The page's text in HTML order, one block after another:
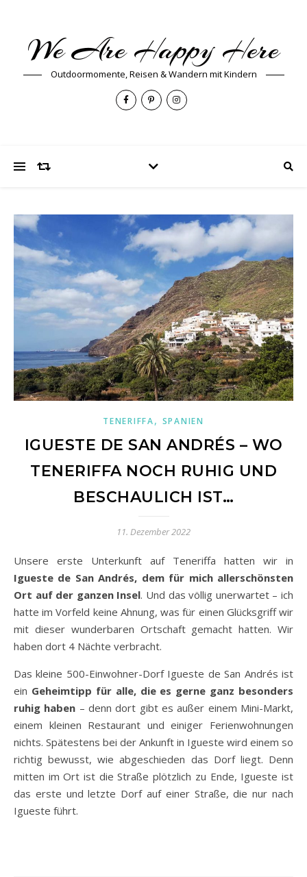
We Are Happy Here
Outdoormomente, Reisen & Wandern mit Kindern
TENERIFFA, SPANIEN
IGUESTE DE SAN ANDRÉS – WO
TENERIFFA NOCH RUHIG UND
BESCHAULICH IST…
11. Dezember 2022
Unsere erste Unterkunft auf Teneriffa hatten wir in
Igueste de San Andrés, dem für mich allerschönsten
Ort auf der ganzen Insel. Und das völlig unerwartet – ich
hatte im Vorfeld keine Ahnung, was für einen Glücksgriff wir
mit dieser wunderbaren Ortschaft gemacht hatten. Wir
haben dort 4 Nächte verbracht.
Das kleine 500-Einwohner-Dorf Igueste de San Andrés ist
ein Geheimtipp für alle, die es gerne ganz besonders
ruhig haben – denn dort gibt es außer einem Mini-Markt,
einem kleinen Restaurant und einiger Ferienwohnungen
nichts. Spätestens bei der Ankunft in Igueste wird einem so
richtig bewusst, wie abgeschieden das Dorf liegt. Denn
mitten im Ort ist die Straße plötzlich zu Ende, Igueste ist
das erste und letzte Dorf auf einer Straße, die nur nach
Igueste führt.